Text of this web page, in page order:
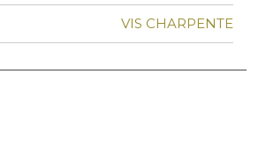
VIS CHARPENTE